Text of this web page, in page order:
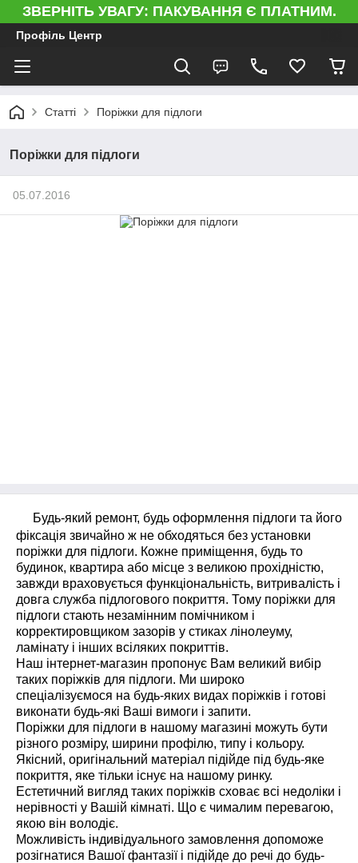
ЗВЕРНІТЬ УВАГУ: ПАКУВАННЯ Є ПЛАТНИМ.
Профіль Центр
Статті Поріжки для підлоги
Поріжки для підлоги
05.07.2016
Будь-який ремонт, будь оформлення підлоги та його
фіксація звичайно ж не обходяться без установки
поріжки для підлоги. Кожне приміщення, будь то
будинок, квартира або місце з великою прохідністю,
завжди враховується функціональність, витривалість і
довга служба підлогового покриття. Тому поріжки для
підлоги стають незамінним помічником і
корректировщиком зазорів у стиках лінолеуму,
ламінату і інших всіляких покриттів.
Наш інтернет-магазин пропонує Вам великий вибір
таких поріжків для підлоги. Ми широко
спеціалізуємося на будь-яких видах поріжків і готові
виконати будь-які Ваші вимоги і запити.
Поріжки для підлоги в нашому магазині можуть бути
різного розміру, ширини профілю, типу і кольору.
Якісний, оригінальний матеріал підійде під будь-яке
покриття, яке тільки існує на нашому ринку.
Естетичний вигляд таких поріжків сховає всі недоліки і
нерівності у Вашій кімнаті. Що є чималим перевагою,
якою він володіє.
Можливість індивідуального замовлення допоможе
розігнатися Вашої фантазії і підійде до речі до будь-